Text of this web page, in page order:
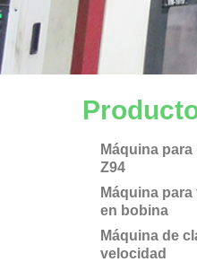
Máquina
Z94
Máquina
en bobina
Máquina de
velocidad